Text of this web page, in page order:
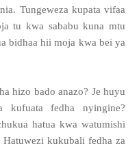
Tungeweza kupata vifaa
tu kwa sababu kuna mtu
bidhaa hii moja kwa bei ya
hizo bado anazo? Je huyu
kufuata fedha nyingine?
hatua kwa watumishi
kukubali fedha za